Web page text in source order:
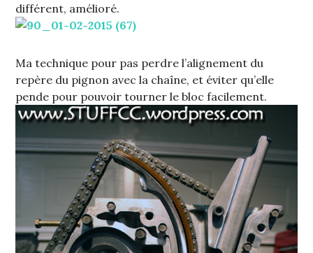
différent, amélioré.
Ma technique pour pas perdre l’alignement du
repère du pignon avec la chaîne, et éviter qu’elle
pende pour pouvoir tourner le bloc facilement.